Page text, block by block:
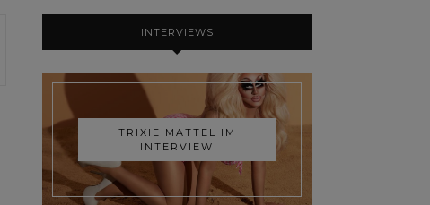
INTERVIEWS
TRIXIE MATTEL IM
INTERVIEW